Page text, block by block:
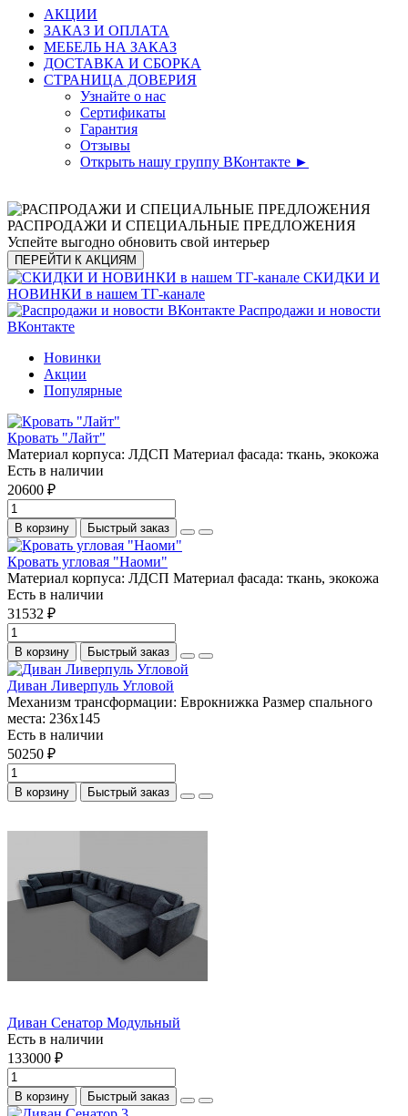
АКЦИИ
ЗАКАЗ И ОПЛАТА
МЕБЕЛЬ НА ЗАКАЗ
ДОСТАВКА И СБОРКА
СТРАНИЦА ДОВЕРИЯ
Узнайте о нас
Сертификаты
Гарантия
Отзывы
Открыть нашу группу ВКонтакте ►
РАСПРОДАЖИ И СПЕЦИАЛЬНЫЕ ПРЕДЛОЖЕНИЯ
Успейте выгодно обновить свой интерьер
ПЕРЕЙТИ К АКЦИЯМ
СКИДКИ И
НОВИНКИ в нашем ТГ-канале
Распродажи и новости
ВКонтакте
Новинки
Акции
Популярные
Кровать "Лайт"
Материал корпуса: ЛДСП Материал фасада: ткань, экокожа
Есть в наличии
20600 ₽
В корзину Быстрый заказ
Кровать угловая "Наоми"
Материал корпуса: ЛДСП Материал фасада: ткань, экокожа
Есть в наличии
31532 ₽
В корзину Быстрый заказ
Диван Ливерпуль Угловой
Механизм трансформации: Еврокнижка Размер спального
места: 236х145
Есть в наличии
50250 ₽
В корзину Быстрый заказ
Диван Сенатор Модульный
Есть в наличии
133000 ₽
В корзину Быстрый заказ